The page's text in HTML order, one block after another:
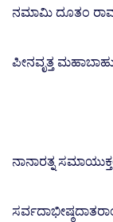
ನಮಾಮಿ ದೂತಂ
ಪೀನವೃತ್ತ
ನಾನಾರತ್ನ